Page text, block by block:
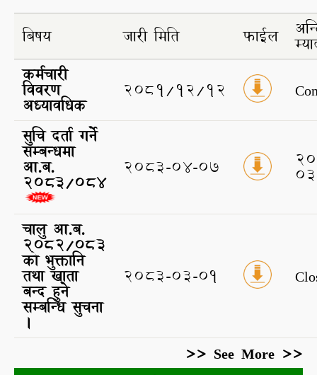
बिषय जारी मिति फाईल
कर्मचारी
विवरण
अध्यावधिक
२०८१/१२/१२
सुचि दर्ता गर्ने
सम्बन्धमा
आ.ब.
2083/084
2083-04-07
चालु आ.ब.
२०८2/०८3
को ‍भुक्तानि
तथा खाता
बन्द हुने
सम्बन्धि सुचना
।
2083-03-01
>> See More >>